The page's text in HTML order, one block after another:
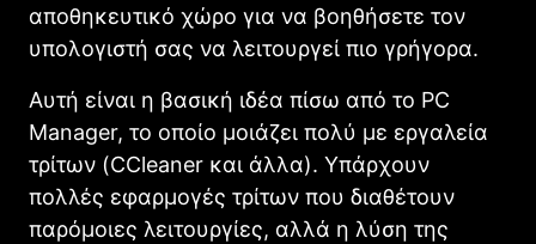
αποθηκευτικό χώρο για να βοηθήσετε τον
υπολογιστή σας να λειτουργεί πιο γρήγορα.
Αυτή είναι η βασική ιδέα πίσω από το PC
Manager, το οποίο μοιάζει πολύ με εργαλεία
τρίτων (CCleaner και άλλα). Υπάρχουν
πολλές εφαρμογές τρίτων που διαθέτουν
παρόμοιες λειτουργίες, αλλά η λύση της